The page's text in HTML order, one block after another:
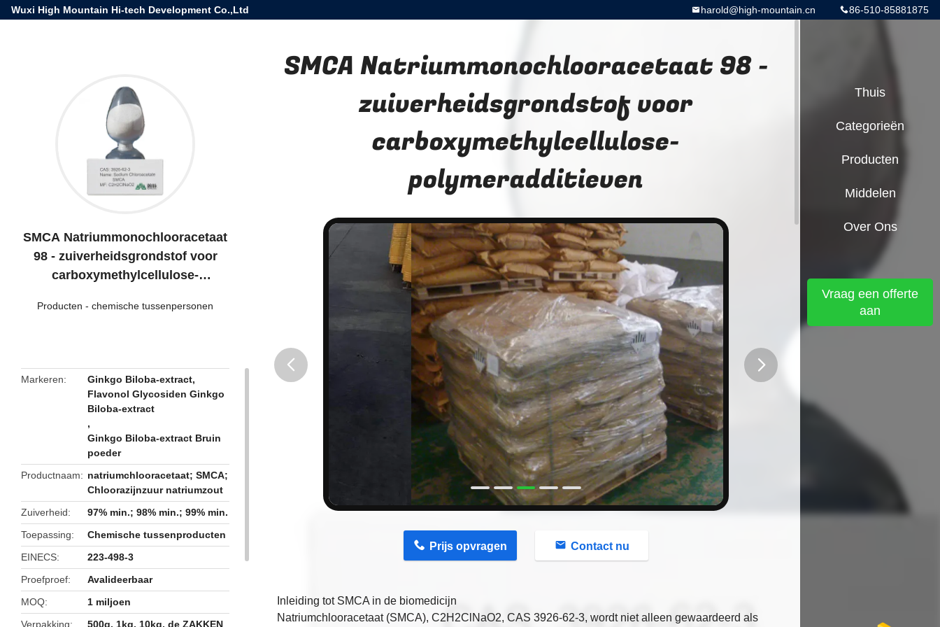
Wuxi High Mountain Hi-tech Development Co.,Ltd 86-510-85881875
harold@high-mountain.cn
SMCA Natriummonochlooracetaat
98 - zuiverheidsgrondstof voor
carboxymethylcellulose-
Producten - chemische tussenpersonen
Markeren Ginkgo Biloba-extract,
Flavonol Glycosiden Ginkgo
Biloba-extract
,
Ginkgo Biloba-extract Bruin
poeder
Productnaam
natriumchlooracetaat; SMCA;
Chloorazijnzuur natriumzout
Zuiverheid
97% min.; 98% min.; 99% min.
Toepassing
Chemische tussenproducten
EINECS
223-498-3
Proefproef
Avalideerbaar
MOQ
1 miljoen
Verpakking
500g, 1kg, 10kg, de ZAKKEN
SMCA Natriummonochlooracetaat 98 -
zuiverheidsgrondstof voor
carboxymethylcellulose-
polymeradditieven
Prijs opvragen Contact nu
Inleiding tot SMCA in de biomedicijn
Natriumchlooracetaat (SMCA), C2H2ClNaO2, CAS 3926-62-3, wordt niet alleen gewaardeerd als
Thuis
Categorieën
Producten
Middelen
Over Ons
Vraag een offerte
aan